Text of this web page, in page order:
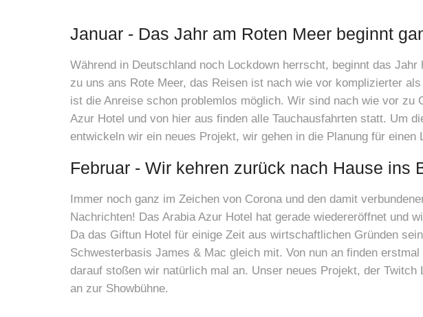
Januar - Das Jahr am Roten Meer beginnt
Während in Deutschland noch Lockdown herrscht, beginnt das
zu uns ans Rote Meer, das Reisen ist nach wie vor komplizierter
ist die Anreise schon problemlos möglich. Wir sind nach wie vor
Azur Hotel und von hier aus finden alle Tauchausfahrten statt. Um
entwickeln wir ein neues Projekt, wir gehen in die Planung für
Februar - Wir kehren zurück nach Hause ins
Immer noch ganz im Zeichen von Corona und den damit
Nachrichten! Das Arabia Azur Hotel hat gerade wiedereröffnet und
Da das Giftun Hotel für einige Zeit aus wirtschaftlichen Gründen
Schwesterbasis James & Mac gleich mit. Von nun an finden
darauf stoßen wir natürlich mal an. Unser neues Projekt, der Twitch
an zur Showbühne.